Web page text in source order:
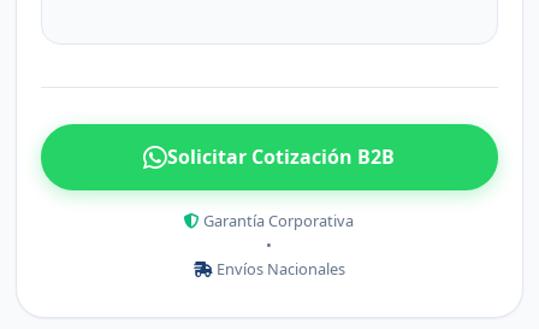
Solicitar Cotización B2B
Garantía Corporativa
•
Envíos Nacionales